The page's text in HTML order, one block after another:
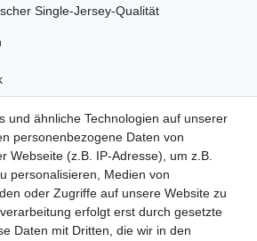
Single-Jersey-Qualität
mit DHL (auch Samstags)
und ähnliche Technologien auf unserer
personenbezogene Daten von
Webseite (z.B. IP-Adresse), um z.B.
personalisieren, Medien von
oder Zugriffe auf unsere Website zu
erfolgt erst durch gesetzte
Daten mit Dritten, die wir in den